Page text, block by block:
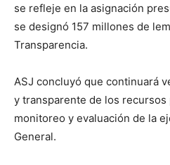
se refleje en la asignación
se designó 157 millones de
Transparencia.
ASJ concluyó que continuará
y transparente de los
monitoreo y evaluación de la
General.